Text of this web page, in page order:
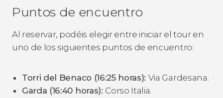
Puntos de encuentro
Al reservar, podéis elegir entre iniciar el tour en
uno de los siguientes puntos de encuentro:
Torri del Benaco (16:25 horas): Via Gardesana.
Garda (16:40 horas): Corso Italia.